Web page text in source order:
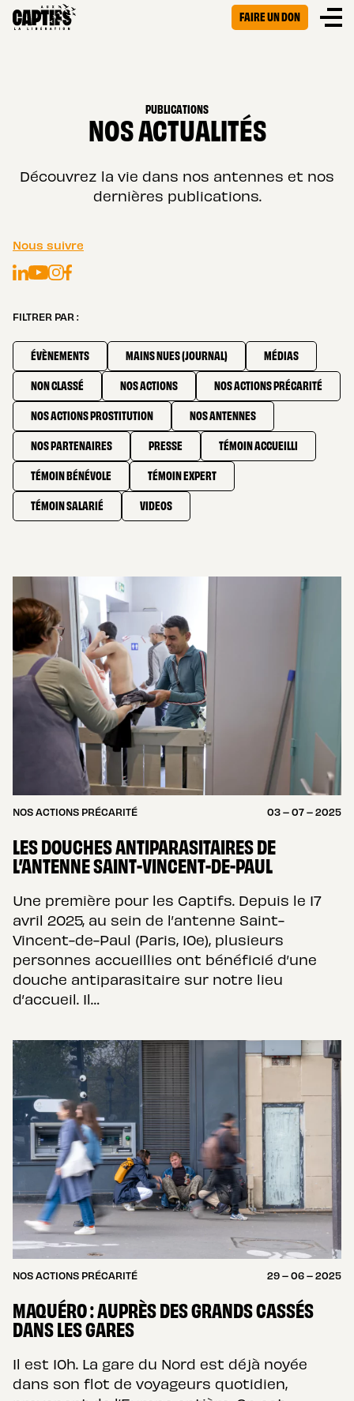
FAIRE UN DON
PUBLICATIONS
NOS ACTUALITÉS
Découvrez la vie dans nos antennes et nos
dernières publications.
FILTRER PAR :
ÉVÈNEMENTS MAINS NUES (JOURNAL)
MÉDIAS
NON CLASSÉ
NOS ACTIONS
NOS ACTIONS PRÉCARITÉ
NOS ACTIONS PROSTITUTION
NOS ANTENNES
NOS PARTENAIRES
PRESSE
TÉMOIN ACCUEILLI
TÉMOIN BÉNÉVOLE
TÉMOIN EXPERT
TÉMOIN SALARIÉ
VIDEOS
Nous suivre
LinkedIn
YouTube
Instagram
Facebook
NOS ACTIONS PRÉCARITÉ 03 – 07 – 2025
LES DOUCHES ANTIPARASITAIRES DE
L’ANTENNE SAINT-VINCENT-DE-PAUL
Une première pour les Captifs. Depuis le 17
avril 2025, au sein de l’antenne Saint-
Vincent-de-Paul (Paris, 10e), plusieurs
personnes accueillies ont bénéficié d’une
douche antiparasitaire sur notre lieu
d’accueil. Il…
NOS ACTIONS PRÉCARITÉ 29 – 06 – 2025
MAQUÉRO : AUPRÈS DES GRANDS CASSÉS
DANS LES GARES
Il est 10h. La gare du Nord est déjà noyée
dans son flot de voyageurs quotidien,